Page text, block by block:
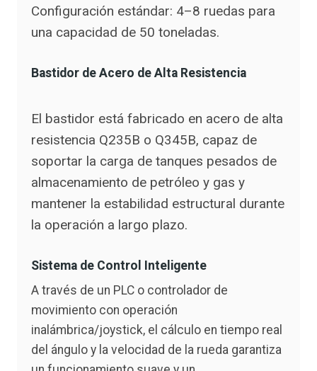
Configuración estándar: 4–8 ruedas para
una capacidad de 50 toneladas.
Bastidor de Acero de Alta Resistencia
El bastidor está fabricado en acero de alta
resistencia Q235B o Q345B, capaz de
soportar la carga de tanques pesados de
almacenamiento de petróleo y gas y
mantener la estabilidad estructural durante
la operación a largo plazo.
Sistema de Control Inteligente
A través de un PLC o controlador de
movimiento con operación
inalámbrica/joystick, el cálculo en tiempo real
del ángulo y la velocidad de la rueda garantiza